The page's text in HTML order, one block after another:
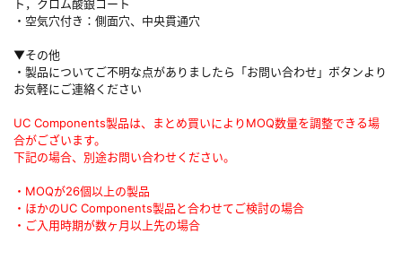
ト，クロム酸銀コート
・空気穴付き：側面穴、中央貫通穴
▼その他
・製品についてご不明な点がありましたら「お問い合わせ」ボタンより
お気軽にご連絡ください
UC Components製品は、まとめ買いによりMOQ数量を調整できる場
合がございます。
下記の場合、別途お問い合わせください。
・MOQが26個以上の製品
・ほかのUC Components製品と合わせてご検討の場合
・ご入用時期が数ヶ月以上先の場合